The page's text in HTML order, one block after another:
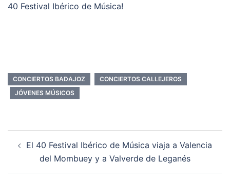
40 Festival Ibérico de Música!
CONCIERTOS BADAJOZ
CONCIERTOS CALLEJEROS
JÓVENES MÚSICOS
de
entradas
El 40 Festival Ibérico de Música viaja a Valencia
del Mombuey y a Valverde de Leganés